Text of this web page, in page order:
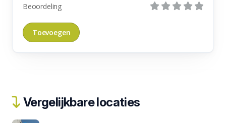
Beoordeling
Vergelijkbare locaties